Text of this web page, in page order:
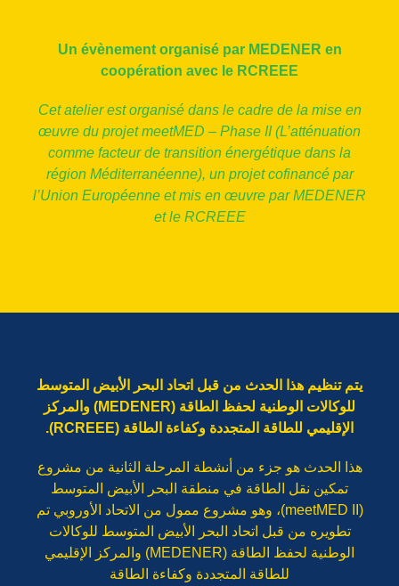
Un évènement organisé par MEDENER en
coopération avec le RCREEE
Cet atelier est organisé dans le cadre de la mise en
œuvre du projet meetMED – Phase II (L’atténuation
comme facteur de transition énergétique dans la
région Méditerranéenne), un projet cofinancé par
l’Union Européenne et mis en œuvre par MEDENER
et le RCREEE
يتم تنظيم هذا الحدث من قبل اتحاد البحر الأبيض المتوسط
للوكالات الوطنية لحفظ الطاقة (MEDENER) والمركز
الإقليمي للطاقة المتجددة وكفاءة الطاقة (RCREEE).
هذا الحدث هو جزء من أنشطة المرحلة الثانية من مشروع
تمكين نقل الطاقة في منطقة البحر الأبيض المتوسط
(meetMED II)، وهو مشروع ممول من الاتحاد الأوروبي تم
تطويره من قبل اتحاد البحر الأبيض المتوسط للوكالات
الوطنية لحفظ الطاقة (MEDENER) والمركز الإقليمي
للطاقة المتجددة وكفاءة الطاقة